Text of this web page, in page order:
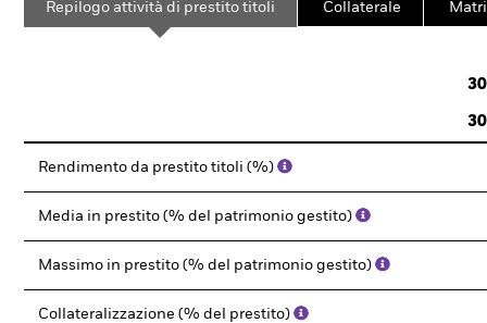
Repilogo attività di prestito titoli Collaterale
Rendimento da prestito titoli (%)
Media in prestito (% del patrimonio gestito)
Massimo in prestito (% del patrimonio gestito)
Collateralizzazione (% del prestito)